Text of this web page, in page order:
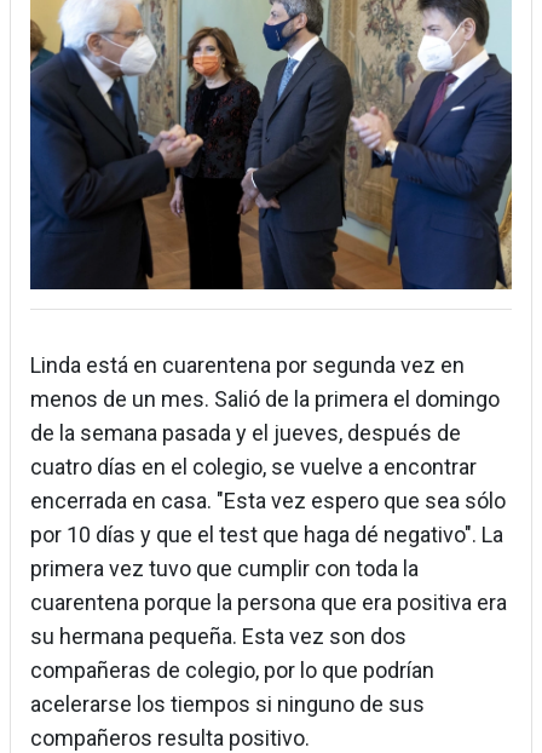
Linda está en cuarentena por segunda vez en
menos de un mes. Salió de la primera el domingo
de la semana pasada y el jueves, después de
cuatro días en el colegio, se vuelve a encontrar
encerrada en casa. "Esta vez espero que sea sólo
por 10 días y que el test que haga dé negativo". La
primera vez tuvo que cumplir con toda la
cuarentena porque la persona que era positiva era
su hermana pequeña. Esta vez son dos
compañeras de colegio, por lo que podrían
acelerarse los tiempos si ninguno de sus
compañeros resulta positivo.